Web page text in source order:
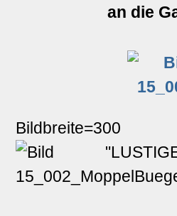
an die
Bildbreite=300